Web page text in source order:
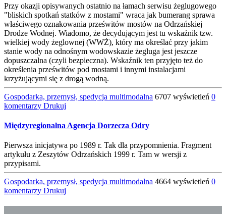
Przy okazji opisywanych ostatnio na łamach serwisu żeglugowego
"bliskich spotkań statków z mostami" wraca jak bumerang sprawa
właściwego oznakowania prześwitów mostów na Odrzańskiej
Drodze Wodnej. Wiadomo, że decydującym jest tu wskaźnik tzw.
wielkiej wody żeglownej (WWŻ), który ma określać przy jakim
stanie wody na odnośnym wodowskazie żegluga jest jeszcze
dopuszczalna (czyli bezpieczna). Wskaźnik ten przyjęto też do
określenia prześwitów pod mostami i innymi instalacjami
krzyżującymi się z drogą wodną.
Gospodarka, przemysł, spedycja multimodalna 6707 wyświetleń 0
komentarzy Drukuj
Międzyregionalna Agencja Dorzecza Odry
Pierwsza inicjatywa po 1989 r. Tak dla przypomnienia. Fragment
artykułu z Zeszytów Odrzańskich 1999 r. Tam w wersji z
przypisami.
Gospodarka, przemysł, spedycja multimodalna 4664 wyświetleń 0
komentarzy Drukuj